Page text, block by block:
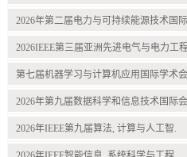
2026年第二届电力与可持续能源技术国
2026IEEE第三届亚洲先进电气与电力工
第七届机器学习与计算机应用国际学术
2026年第九届数据科学和信息技术国际
2026年IEEE第九届算法, 计算与人工智.